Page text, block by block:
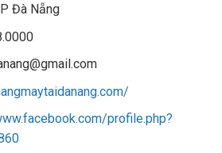
Đà Nẵng
profile.php?